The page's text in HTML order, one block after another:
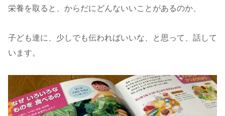
栄養を取ると、からだにどんないいことがあるのか、
子ども達に、少しでも伝わればいいな、と思って、話して
います。